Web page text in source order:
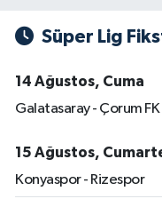
Süper Lig
14 Ağustos, Cuma
Galatasaray - Çorum FK
15 Ağustos,
Konyaspor - Rizespor